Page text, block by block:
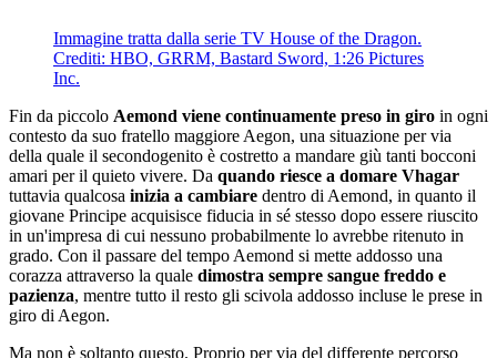
Immagine tratta dalla serie TV House of the Dragon.
Crediti: HBO, GRRM, Bastard Sword, 1:26 Pictures
Inc.
Fin da piccolo Aemond viene continuamente preso in giro in ogni
contesto da suo fratello maggiore Aegon, una situazione per via
della quale il secondogenito è costretto a mandare giù tanti bocconi
amari per il quieto vivere. Da quando riesce a domare Vhagar
tuttavia qualcosa inizia a cambiare dentro di Aemond, in quanto il
giovane Principe acquisisce fiducia in sé stesso dopo essere riuscito
in un'impresa di cui nessuno probabilmente lo avrebbe ritenuto in
grado. Con il passare del tempo Aemond si mette addosso una
corazza attraverso la quale dimostra sempre sangue freddo e
pazienza, mentre tutto il resto gli scivola addosso incluse le prese in
giro di Aegon.
Ma non è soltanto questo. Proprio per via del differente percorso